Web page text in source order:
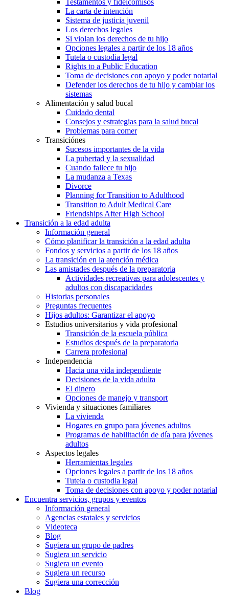
La carta de intención
Sistema de justicia juvenil
Los derechos legales
Si violan los derechos de tu hijo
Opciones legales a partir de los 18 años
Tutela o custodia legal
Rights to a Public Education
Toma de decisiones con apoyo y poder notarial
Defender los derechos de tu hijo y cambiar los
sistemas
Alimentación y salud bucal
Cuidado dental
Consejos y estrategias para la salud bucal
Problemas para comer
Transiciónes
Sucesos importantes de la vida
La pubertad y la sexualidad
Cuando fallece tu hijo
La mudanza a Texas
Divorce
Planning for Transition to Adulthood
Transition to Adult Medical Care
Friendships After High School
Transición a la edad adulta
Información general
Cómo planificar la transición a la edad adulta
Fondos y servicios a partir de los 18 años
La transición en la atención médica
Las amistades después de la preparatoria
Actividades recreativas para adolescentes y
adultos con discapacidades
Historias personales
Preguntas frecuentes
Hijos adultos: Garantizar el apoyo
Estudios universitarios y vida profesional
Transición de la escuela pública
Estudios después de la preparatoria
Carrera profesional
Independencia
Hacia una vida independiente
Decisiones de la vida adulta
El dinero
Opciones de manejo y transport
Vivienda y situaciones familiares
La vivienda
Hogares en grupo para jóvenes adultos
Programas de habilitación de día para jóvenes
adultos
Aspectos legales
Herramientas legales
Opciones legales a partir de los 18 años
Tutela o custodia legal
Toma de decisiones con apoyo y poder notarial
Encuentra servicios, grupos y eventos
Información general
Agencias estatales y servicios
Videoteca
Blog
Sugiera un grupo de padres
Sugiera un servicio
Sugiera un evento
Sugiera un recurso
Sugiera una corrección
Blog